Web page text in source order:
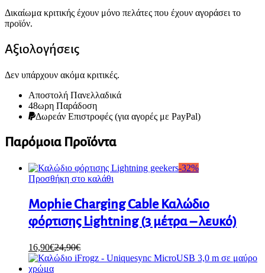
Δικαίωμα κριτικής έχουν μόνο πελάτες που έχουν αγοράσει το
προϊόν.
Αξιολογήσεις
Δεν υπάρχουν ακόμα κριτικές.
Αποστολή Πανελλαδικά
48ωρη Παράδοση
Δωρεάν Eπιστροφές (για αγορές με PayPal)
Παρόμοια Προϊόντα
-32%
Προσθήκη στο καλάθι
Mophie Charging Cable Καλώδιο
φόρτισης Lightning (3 μέτρα – λευκό)
16,90€24,90€